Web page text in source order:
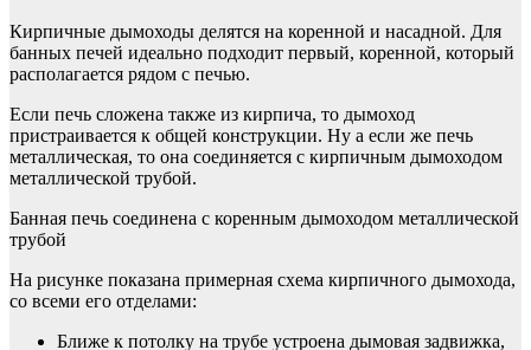
Кирпичные дымоходы делятся на коренной и насадной. Для
банных печей идеально подходит первый, коренной, который
располагается рядом с печью.
Если печь сложена также из кирпича, то дымоход
пристраивается к общей конструкции. Ну а если же печь
металлическая, то она соединяется с кирпичным дымоходом
металлической трубой.
Банная печь соединена с коренным дымоходом металлической
трубой
На рисунке показана примерная схема кирпичного дымохода,
со всеми его отделами:
Ближе к потолку на трубе устроена дымовая задвижка,